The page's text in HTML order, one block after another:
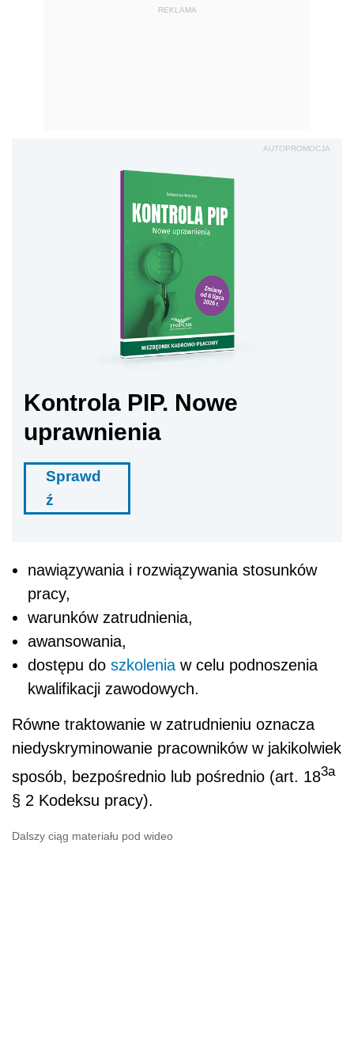
REKLAMA
AUTOPROMOCJA
Kontrola PIP. Nowe
uprawnienia
Sprawd
ź
nawiązywania i rozwiązywania stosunków
pracy,
warunków zatrudnienia,
awansowania,
dostępu do szkolenia w celu podnoszenia
kwalifikacji zawodowych.
Równe traktowanie w zatrudnieniu oznacza
niedyskryminowanie pracowników w jakikolwiek
sposób, bezpośrednio lub pośrednio (art. 183a
§ 2 Kodeksu pracy).
Dalszy ciąg materiału pod wideo